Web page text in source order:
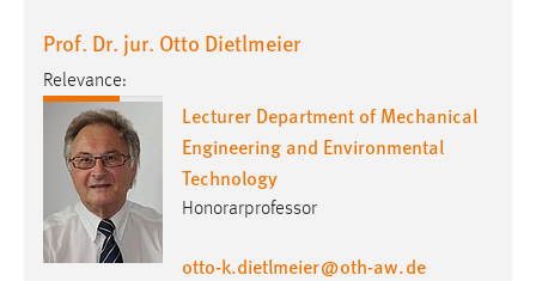
Prof. Dr. jur. Otto Dietlmeier
Relevance:
Lecturer Department of Mechanical
Engineering and Environmental
Technology
Honorarprofessor
otto-k.dietlmeier@oth-aw.de